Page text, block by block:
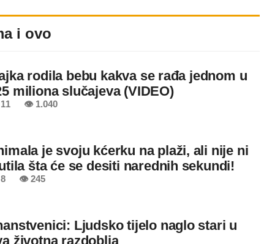
i ovo
rodila bebu kakva se rađa jednom u
miliona slučajeva (VIDEO)
11 👁 1.040
je svoju kćerku na plaži, ali nije ni
šta će se desiti narednih sekundi!
8 👁 245
Ljudsko tijelo naglo stari u
životna razdoblja